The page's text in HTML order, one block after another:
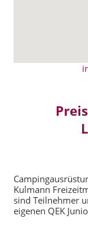
Kulmann
sind Teilnehmer
eigenen QEK